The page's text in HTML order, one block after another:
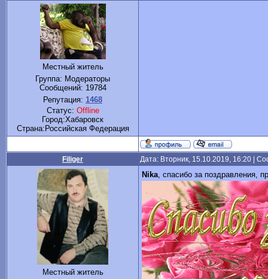
Местный житель
Группа: Модераторы
Сообщений: 19784
Репутация: 1468
Статус: Offline
Город:Хабаровск
Cтрана:Российская Федерация
Filiger Дата: Вторник, 15.10.2019, 16:20 |
Местный житель
Nika , спасибо за поздравления,